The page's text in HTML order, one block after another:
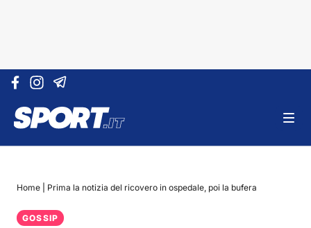
Vai al contenuto
Home Prima la notizia del ricovero in ospedale, poi la bufera
GOSSIP